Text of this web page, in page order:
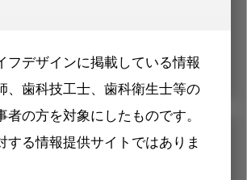
フデザインに掲載している情報
、歯科技工士、歯科衛生士等の
者の方を対象にしたものです。
する情報提供サイトではありま
メリット